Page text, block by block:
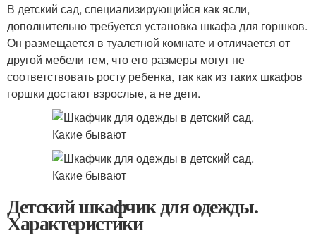
В детский сад, специализирующийся как ясли,
дополнительно требуется установка шкафа для горшков.
Он размещается в туалетной комнате и отличается от
другой мебели тем, что его размеры могут не
соответствовать росту ребенка, так как из таких шкафов
горшки достают взрослые, а не дети.
Детский шкафчик для одежды.
Характеристики